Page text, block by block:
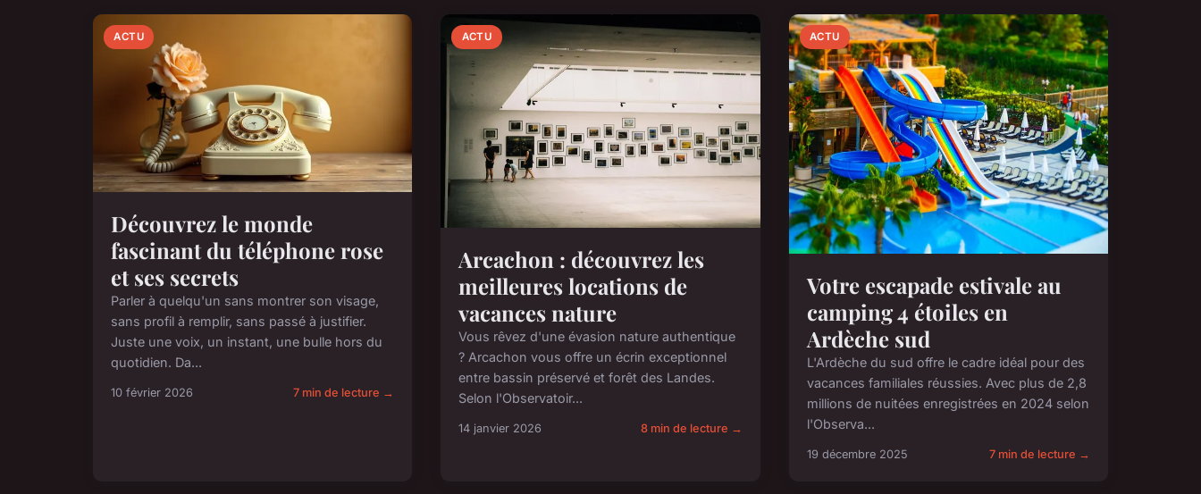
ACTU
Découvrez le monde
fascinant du téléphone rose
et ses secrets
Parler à quelqu'un sans montrer son visage,
sans profil à remplir, sans passé à justifier.
Juste une voix, un instant, une bulle hors du
quotidien. Da...
10 février 2026 7 min de lecture →
ACTU
Arcachon : découvrez les
meilleures locations de
vacances nature
Vous rêvez d'une évasion nature authentique
? Arcachon vous offre un écrin exceptionnel
entre bassin préservé et forêt des Landes.
Selon l'Observatoir...
14 janvier 2026 8 min de lecture →
ACTU
Votre escapade estivale au
camping 4 étoiles en
Ardèche sud
L'Ardèche du sud offre le cadre idéal pour des
vacances familiales réussies. Avec plus de 2,8
millions de nuitées enregistrées en 2024 selon
l'Observa...
19 décembre 2025 7 min de lecture →